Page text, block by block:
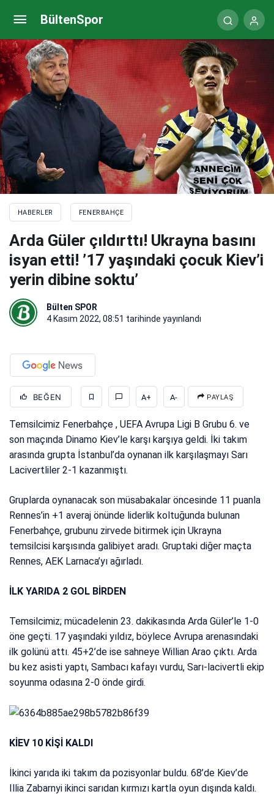
BültenSpor
HABERLER FENERBAHÇE
Arda Güler çıldırttı! Ukrayna basını
isyan etti! ’17 yaşındaki çocuk Kiev’i
yerin dibine soktu’
Bülten SPOR
4 Kasım 2022, 08:51 tarihinde yayınlandı
BEĞEN A+ A- PAYLAŞ
Temsilcimiz Fenerbahçe , UEFA Avrupa Ligi B Grubu 6. ve
son maçında Dinamo Kiev’le karşı karşıya geldi. İki takım
arasında grupta İstanbul’da oynanan ilk karşılaşmayı Sarı
Lacivertliler 2-1 kazanmıştı.
Gruplarda oynanacak son müsabakalar öncesinde 11 puanla
Rennes’in +1 averaj önünde liderlik koltuğunda bulunan
Fenerbahçe, grubunu zirvede bitirmek için Ukrayna
temsilcisi karşısında galibiyet aradı. Gruptaki diğer maçta
Rennes, AEK Larnaca’yı ağırladı.
İLK YARIDA 2 GOL BİRDEN
Temsilcimiz; mücadelenin 23. dakikasında Arda Güler’le 1-0
öne geçti. 17 yaşındaki yıldız, böylece Avrupa arenasındaki
ilk golünü attı. 45+2’de ise sahneye Willian Arao çıktı. Arda
bu kez asisti yaptı, Sambacı kafayı vurdu, Sarı-lacivertli ekip
soyunma odasına 2-0 önde girdi.
KİEV 10 KİŞİ KALDI
İkinci yarıda iki takım da pozisyonlar buldu. 68’de Kiev’de
Illia Zabarnyi ikinci sarıdan kırmızı kartla oyun dışında kaldı.
Batshuayi’den maçtan sonra çok konuşulacak
paylaşım: Gol atamamamın nedeni